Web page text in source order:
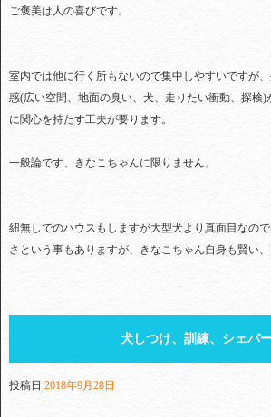
ご褒美は人の喜びです。
室内では他に行く所もないので集中しやすいですが
惑(広い空間、地面の臭い、犬、走りたい衝動、探検)
に関心を持たす工夫が要ります。
一般論です、きなこちゃんに限りません。
紐無しでのハウスもしますが大型犬より真面目なの
さという事もありますが、きなこちゃん自身も賢い、
犬しつけ、訓練、シェパ
投稿日 2018年9月28日